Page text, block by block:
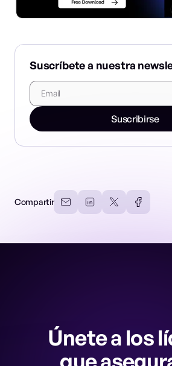
Suscríbete a nuestra
Suscribirse
Compartir
Únete a los